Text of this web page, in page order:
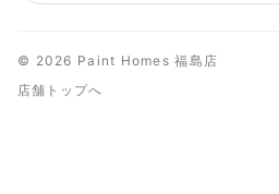
© 2026 Paint Homes 福島店
店舗トップへ